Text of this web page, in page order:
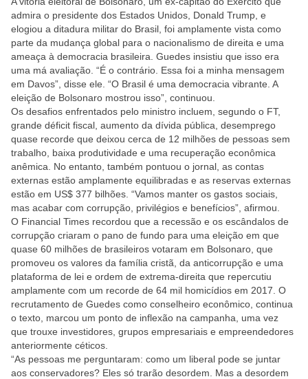
admira o presidente dos Estados Unidos, Donald Trump, e
elogiou a ditadura militar do Brasil, foi amplamente vista como
parte da mudança global para o nacionalismo de direita e uma
ameaça à democracia brasileira. Guedes insistiu que isso era
uma má avaliação. “É o contrário. Essa foi a minha mensagem
em Davos”, disse ele. “O Brasil é uma democracia vibrante. A
eleição de Bolsonaro mostrou isso”, continuou.
Os desafios enfrentados pelo ministro incluem, segundo o FT,
grande déficit fiscal, aumento da dívida pública, desemprego
quase recorde que deixou cerca de 12 milhões de pessoas sem
trabalho, baixa produtividade e uma recuperação econômica
anêmica. No entanto, também pontuou o jornal, as contas
externas estão amplamente equilibradas e as reservas externas
estão em US$ 377 bilhões. “Vamos manter os gastos sociais,
mas acabar com corrupção, privilégios e benefícios”, afirmou.
O Financial Times recordou que a recessão e os escândalos de
corrupção criaram o pano de fundo para uma eleição em que
quase 60 milhões de brasileiros votaram em Bolsonaro, que
promoveu os valores da família cristã, da anticorrupção e uma
plataforma de lei e ordem de extrema-direita que repercutiu
amplamente com um recorde de 64 mil homicídios em 2017. O
recrutamento de Guedes como conselheiro econômico, continua
o texto, marcou um ponto de inflexão na campanha, uma vez
que trouxe investidores, grupos empresariais e empreendedores
anteriormente céticos.
“As pessoas me perguntaram: como um liberal pode se juntar
aos conservadores? Eles só trarão desordem. Mas a desordem